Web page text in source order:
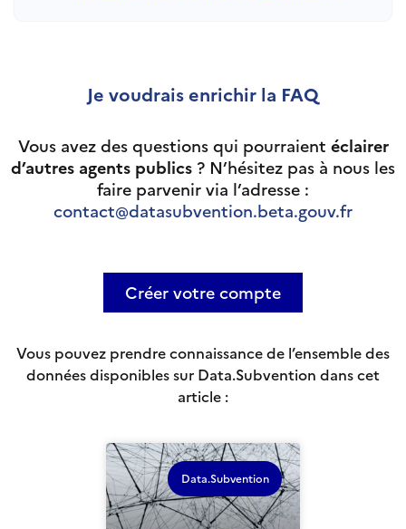
Je voudrais enrichir la FAQ
Vous avez des questions qui pourraient éclairer
d’autres agents publics ? N’hésitez pas à nous les
faire parvenir via l’adresse :
contact@datasubvention.beta.gouv.fr
Créer votre compte
Vous pouvez prendre connaissance de l’ensemble des
données disponibles sur Data.Subvention dans cet
article :
Data.Subvention